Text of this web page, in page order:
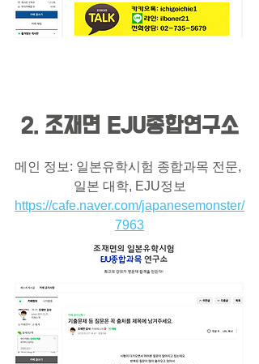
2. 조재면 EJU종합연구소
메인 정보: 일본유학시험 종합과목 전문,
일본 대학, EJU정보
https://cafe.naver.com/japanesemonster/
7963